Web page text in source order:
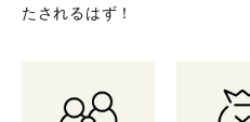
たされるはず！